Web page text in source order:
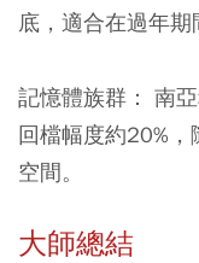
底，適合在過年期
記憶體族群： 南
回檔幅度約20%
空間。
大師總結